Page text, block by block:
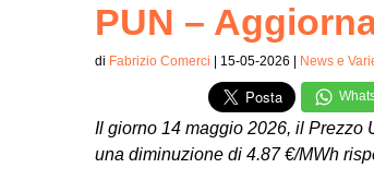
PUN –
di Fabrizio Comerci | 15-05-2026 | News e
Il giorno 14 maggio 2026, il Prezzo
una diminuzione di 4.87 €/MWh